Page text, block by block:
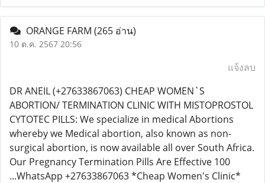
ORANGE FARM (265 อ่าน)
10 ต.ค. 2567 20:56
แจ้งลบ
DR ANEIL (+27633867063) CHEAP WOMEN`S
ABORTION/ TERMINATION CLINIC WITH MISTOPROSTOL
CYTOTEC PILLS: We specialize in medical Abortions
whereby we Medical abortion, also known as non-
surgical abortion, is now available all over South Africa.
Our Pregnancy Termination Pills Are Effective 100
...WhatsApp +27633867063 *Cheap Women's Clinic*